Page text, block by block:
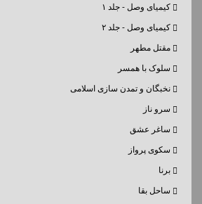
کیمیای وصل - جلد ۱
کیمیای وصل - جلد ۲
مقتل مطهر
سلوک با همسر
نخبگان و تمدن سازی اسلامی
سرو ناز
ساغر عشق
سکوی پرواز
برنا
ساحل بقا